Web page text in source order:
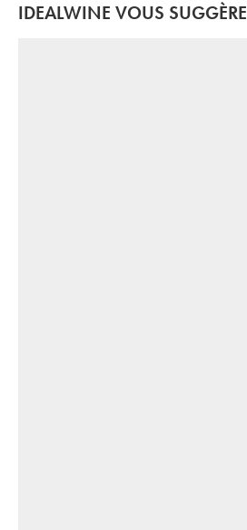
IDEALWINE VOUS SUGGÈRE